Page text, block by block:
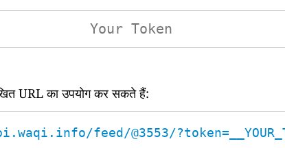
URL का उपयोग कर सकते हैं:
feed/@3553/